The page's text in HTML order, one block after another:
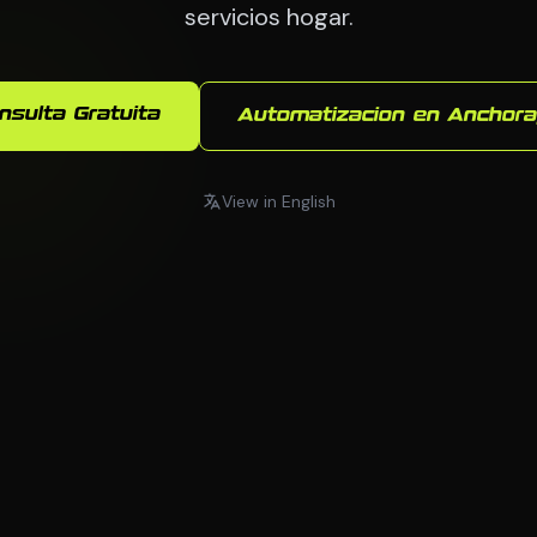
servicios hogar.
Gratuita Automatizacion en
View in English